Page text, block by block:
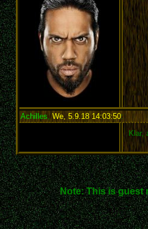
Achilles ,We, 5.9.18 14:03:50:
Klar,
Note: This is guest